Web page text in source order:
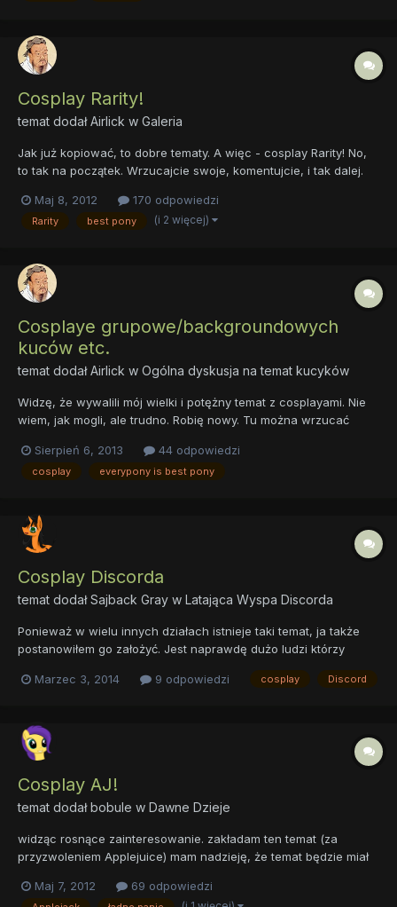
Cosplay Rarity!
temat dodałAirlick w Galeria
Jak już kopiować, to dobre tematy. A więc - cosplay Rarity! No,
to tak na początek. Wrzucajcie swoje, komentujcie, i tak dalej.
Maj 8, 2012
170 odpowiedzi
Rarity best pony (i 2 więcej)
Cosplaye grupowe/backgroundowych
kuców etc.
temat dodałAirlick w Ogólna dyskusja na temat kucyków
Widzę, że wywalili mój wielki i potężny temat z cosplayami. Nie
wiem, jak mogli, ale trudno. Robię nowy. Tu można wrzucać
kuców które nie mają własnych tematów dla cosplayów, i tak
dalej, i tak dalej. Uwaga, zaczynam: Wczoraj widziałem zdję...
Sierpień 6, 2013 44 odpowiedzi
cosplay everypony is best pony
Cosplay Discorda
temat dodałSajback Gray w Latająca Wyspa Discorda
Ponieważ w wielu innych działach istnieje taki temat, ja także
postanowiłem go założyć. Jest naprawdę dużo ludzi którzy
osobistość. To jest miejsce na tego typu rzeczy.
Marzec 3, 2014 9 odpowiedzi cosplay Discord
Cosplay AJ!
temat dodałbobule w Dawne Dzieje
widząc rosnące zainteresowanie. zakładam ten temat (za
przyzwoleniem Applejuice) mam nadzieję, że temat będzie miał
Maj 7, 2012
69 odpowiedzi